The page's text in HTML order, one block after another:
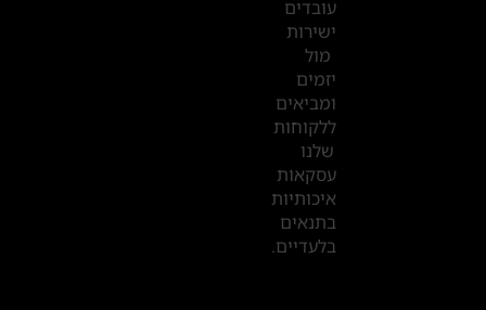
עובדים
ישירות
מול
יזמים
ומביאים
ללקוחות
שלנו
עסקאות
איכותיות
בתנאים
בלעדיים.